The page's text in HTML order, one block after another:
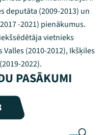
deputāta (2009-2013) un
-2021) pienākumus.
vietnieks
(2010-2012), Ikšķiles
2022).
PASĀKUMI